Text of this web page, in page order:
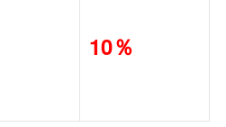
10％